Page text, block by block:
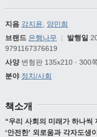
지음 강지윤
양민희
브랜드 은행나무 | 발행일
9791167376619
사양변형판 135x210 · 300
분야 정치/사회
책소개
“우리 사회의 미래가 하나씩
‘안전한’ 외로움과 각자도생